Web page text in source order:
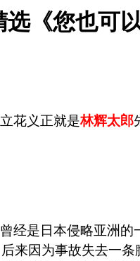
《您也可
花义正就是林辉太郎
经是日本侵略亚洲的
来因为事故失去一